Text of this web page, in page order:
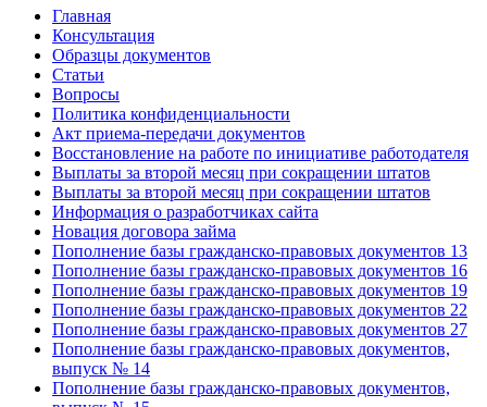
Главная
Консультация
Образцы документов
Статьи
Вопросы
Политика конфиденциальности
Акт приема-передачи документов
Восстановление на работе по инициативе работодателя
Выплаты за второй месяц при сокращении штатов
Выплаты за второй месяц при сокращении штатов
Информация о разработчиках сайта
Новация договора займа
Пополнение базы гражданско-правовых документов 13
Пополнение базы гражданско-правовых документов 16
Пополнение базы гражданско-правовых документов 19
Пополнение базы гражданско-правовых документов 22
Пополнение базы гражданско-правовых документов 27
Пополнение базы гражданско-правовых документов,
выпуск № 14
Пополнение базы гражданско-правовых документов,